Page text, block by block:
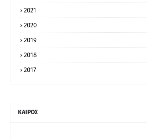
2021
2020
2019
2018
2017
ΚΑΙΡΟΣ